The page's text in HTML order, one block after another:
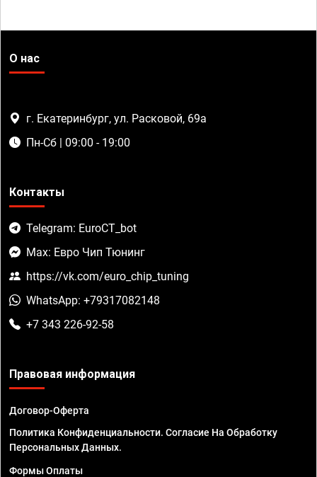
О нас
г. Екатеринбург, ул. Расковой, 69а
Пн-Сб | 09:00 - 19:00
Контакты
Telegram: EuroCT_bot
Max: Евро Чип Тюнинг
https://vk.com/euro_chip_tuning
WhatsApp: +79317082148
+7 343 226-92-58
Правовая информация
Договор-Оферта
Политика Конфиденциальности. Согласие На Обработку
Персональных Данных.
Формы Оплаты